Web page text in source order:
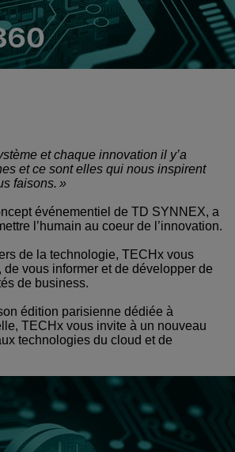
et chaque innovation il y’a
et ce sont elles qui nous inspirent
faisons. »
événementiel de TD SYNNEX, a
l’humain au coeur de l’innovation.
de la technologie, TECHx vous
de vous informer et de développer de
de business.
édition parisienne dédiée à
TECHx vous invite à un nouveau
technologies du cloud et de